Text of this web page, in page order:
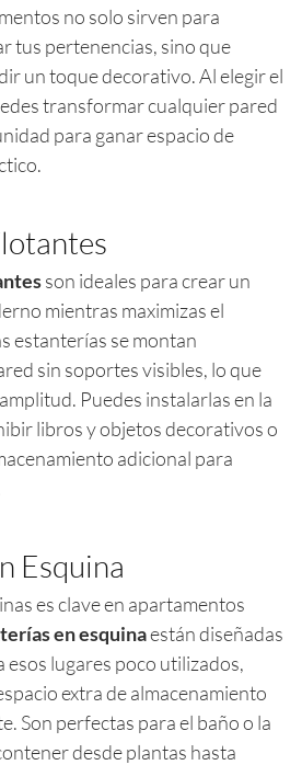
no solo sirven para
tus pertenencias, sino que
un toque decorativo. Al elegir el
transformar cualquier pared
para ganar espacio de
son ideales para crear un
mientras maximizas el
estanterías se montan
sin soportes visibles, lo que
Puedes instalarlas en la
libros y objetos decorativos o
adicional para
Esquina
es clave en apartamentos
en esquinaestán diseñadas
lugares poco utilizados,
extra de almacenamiento
Son perfectas para el baño o la
desde plantas hasta